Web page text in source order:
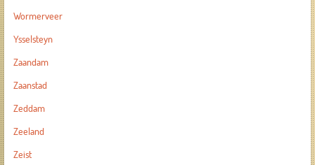
Wormerveer
Ysselsteyn
Zaandam
Zaanstad
Zeddam
Zeeland
Zeist